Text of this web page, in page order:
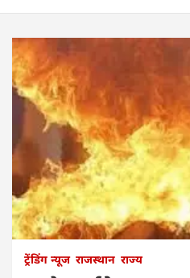
ट्रेंडिंग न्यूज राजस्थान राज्य